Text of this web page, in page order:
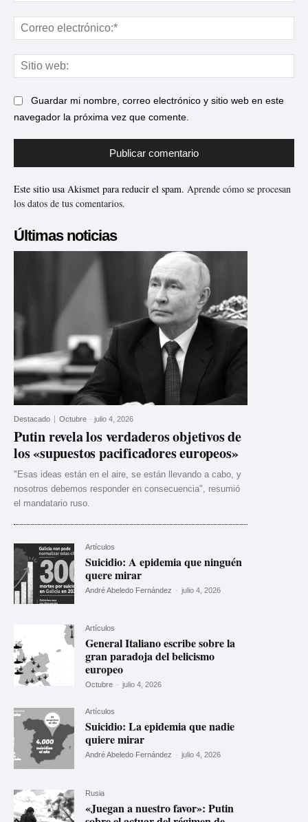
Guardar mi nombre, correo electrónico y sitio web en este
navegador la próxima vez que comente.
Este sitio usa Akismet para reducir el spam. Aprende cómo se procesan
los datos de tus comentarios.
Últimas noticias
Destacado Octubre - julio 4, 2026
Putin revela los verdaderos objetivos de
los «supuestos pacificadores europeos»
"Esas ideas están en el aire, se están llevando a cabo, y
nosotros debemos responder en consecuencia", resumió
el mandatario ruso.
Artículos
Suicidio: A epidemia que ninguén
quere mirar
André Abeledo Fernández - julio 4, 2026
Artículos
General Italiano escribe sobre la
gran paradoja del belicismo
europeo
Octubre - julio 4, 2026
Artículos
Suicidio: La epidemia que nadie
quiere mirar
André Abeledo Fernández - julio 4, 2026
Rusia
«Juegan a nuestro favor»: Putin